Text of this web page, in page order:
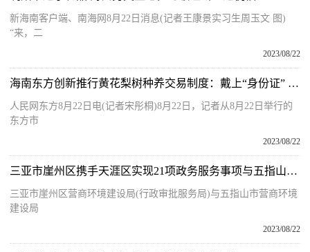
新海南客户端、南海网8月22日消息(记者王康景实习生周玉文 图)
“来，二
2023/08/22
海南东方创新推行黄花梨树种养交易制度：戴上“身份证” 变身“摇钱树”
人民网东方8月22日电(记者宋彤桐)8月22日，记者从8月22日举行的
东方市
2023/08/22
三亚市崖州区携手天涯区实现21项政务服务事项与五指山市 “跨区域通办”
三亚市崖州区营商环境建设局(行政审批服务局)与五指山市营商环境
建设局
2023/08/22